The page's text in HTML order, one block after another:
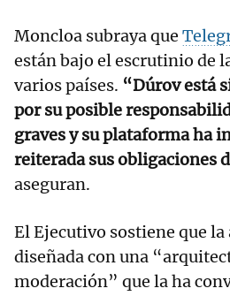
Moncloa subraya que
están bajo el escrutinio de
varios países. “Dúrov está
por su posible
graves y su plataforma ha
reiterada sus obligaciones
aseguran.
El Ejecutivo sostiene que
diseñada con una
moderación” que la ha